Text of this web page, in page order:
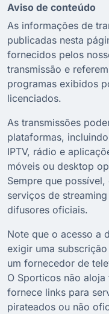
Aviso de conteúdo
As informações de
publicadas nesta
fornecidos pelos
transmissão e
programas exibidos
licenciados.
As transmissões
plataformas,
IPTV, rádio e
móveis ou desktop
Sempre que
serviços de
difusores oficiais.
Note que o acesso a
exigir uma
um fornecedor de
O Sporticos não
fornece links para
pirateados ou não